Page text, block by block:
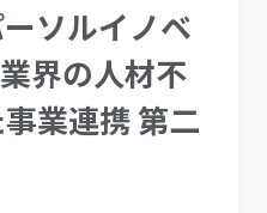
ソルイノベ
界の人材不
業連携 第二